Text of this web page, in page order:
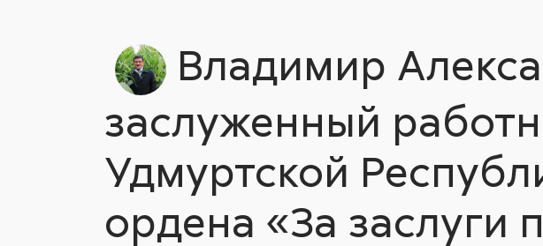
Владимир
заслуженный
Удмуртской
ордена «За заслуги